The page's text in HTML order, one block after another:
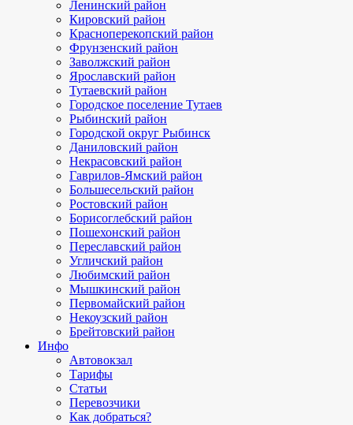
Ленинский район
Кировский район
Красноперекопский район
Фрунзенский район
Заволжский район
Ярославский район
Тутаевский район
Городское поселение Тутаев
Рыбинский район
Городской округ Рыбинск
Даниловский район
Некрасовский район
Гаврилов-Ямский район
Большесельский район
Ростовский район
Борисоглебский район
Пошехонский район
Переславский район
Угличский район
Любимский район
Мышкинский район
Первомайский район
Некоузский район
Брейтовский район
Инфо
Автовокзал
Тарифы
Статьи
Перевозчики
Как добраться?